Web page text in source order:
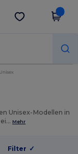
App holen
Unisex
Unisex-Modellen in
Mehr
Filter ✓